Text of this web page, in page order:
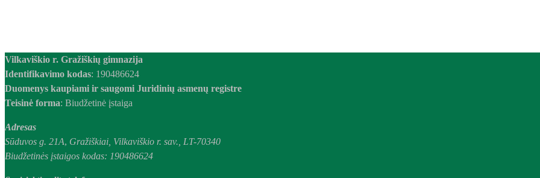
Vilkaviškio r. Gražiškių gimnazija
Identifikavimo kodas: 190486624
Duomenys kaupiami ir saugomi Juridinių asmenų registre
Teisinė forma: Biudžetinė įstaiga
Adresas
Sūduvos g. 21A, Gražiškiai, Vilkaviškio r. sav., LT-70340
Biudžetinės įstaigos kodas: 190486624